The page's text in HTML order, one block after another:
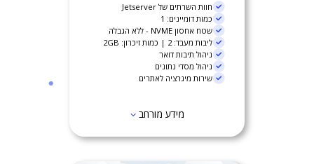
חוות השרתים של Jetserver
כמות דומיינים: 1
שטח אחסון NVME - ללא הגבלה
ליבות מעבד: 2 | כמות זיכרון: 2GB
ניהול תיבות דואר
ניהול מסדי נתונים
שירות מיגרציה לאתרים
מידע מורחב